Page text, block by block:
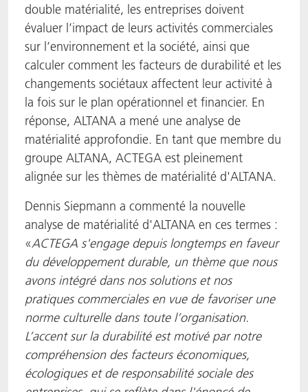
double matérialité, les entreprises doivent
évaluer l’impact de leurs activités commerciales
sur l’environnement et la société, ainsi que
calculer comment les facteurs de durabilité et les
changements sociétaux affectent leur activité à
la fois sur le plan opérationnel et financier. En
réponse, ALTANA a mené une analyse de
matérialité approfondie. En tant que membre du
groupe ALTANA, ACTEGA est pleinement
alignée sur les thèmes de matérialité d'ALTANA.
Dennis Siepmann a commenté la nouvelle
analyse de matérialité d'ALTANA en ces termes :
«ACTEGA s'engage depuis longtemps en faveur
du développement durable, un thème que nous
avons intégré dans nos solutions et nos
pratiques commerciales en vue de favoriser une
norme culturelle dans toute l’organisation.
L’accent sur la durabilité est motivé par notre
compréhension des facteurs économiques,
écologiques et de responsabilité sociale des